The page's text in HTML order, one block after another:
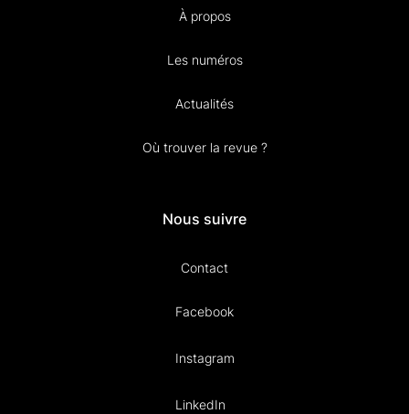
À propos
Les numéros
Actualités
Où trouver la revue ?
Nous suivre
Contact
Facebook
Instagram
LinkedIn